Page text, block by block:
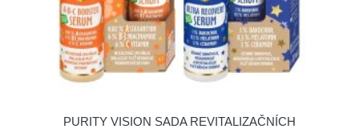
PURITY VISION SADA REVITALIZAČNÍCH